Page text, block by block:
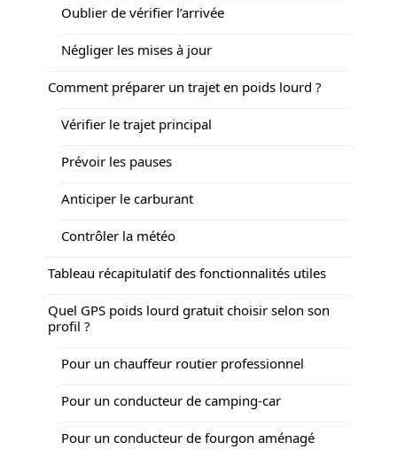
Oublier de vérifier l’arrivée
Négliger les mises à jour
Comment préparer un trajet en poids lourd ?
Vérifier le trajet principal
Prévoir les pauses
Anticiper le carburant
Contrôler la météo
Tableau récapitulatif des fonctionnalités utiles
Quel GPS poids lourd gratuit choisir selon son
profil ?
Pour un chauffeur routier professionnel
Pour un conducteur de camping-car
Pour un conducteur de fourgon aménagé